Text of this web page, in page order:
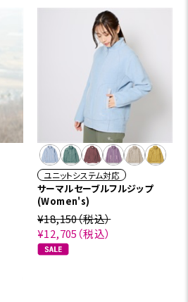
ユニットシステム対応
サーマルセーブルフルジップ
(Women's)
¥18,150（税込）
¥12,705 （税込）